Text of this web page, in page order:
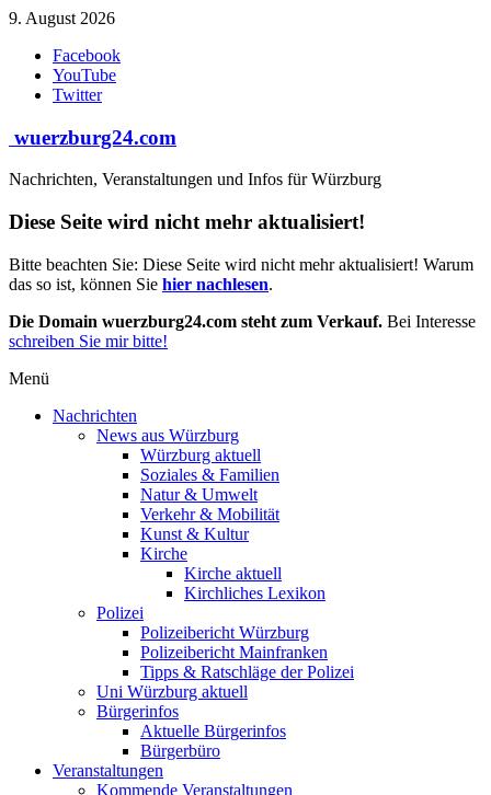
Zum
springen
9. August 2026
Facebook
YouTube
Twitter
wuerzburg24.com
Nachrichten, Veranstaltungen und Infos für Würzburg
Diese Seite wird nicht mehr aktualisiert!
Bitte beachten Sie: Diese Seite wird nicht mehr aktualisiert! Warum
das so ist, können Sie hier nachlesen.
Die Domain wuerzburg24.com steht zum Verkauf. Bei Interesse
schreiben Sie mir bitte!
Menü
Nachrichten
News aus Würzburg
Würzburg aktuell
Soziales & Familien
Natur & Umwelt
Verkehr & Mobilität
Kunst & Kultur
Kirche
Kirche aktuell
Kirchliches Lexikon
Polizei
Polizeibericht Würzburg
Polizeibericht Mainfranken
Tipps & Ratschläge der Polizei
Uni Würzburg aktuell
Bürgerinfos
Aktuelle Bürgerinfos
Bürgerbüro
Veranstaltungen
Kommende Veranstaltungen